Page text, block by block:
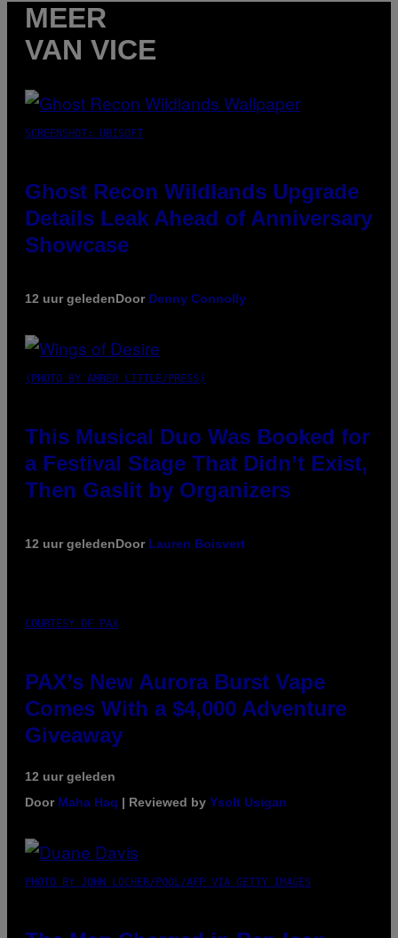
MEER
VAN VICE
SCREENSHOT: UBISOFT
Ghost Recon Wildlands Upgrade
Details Leak Ahead of Anniversary
Showcase
12 uur geledenDoor Denny Connolly
(PHOTO BY AMBER LITTLE/PRESS)
This Musical Duo Was Booked for
a Festival Stage That Didn’t Exist,
Then Gaslit by Organizers
12 uur geledenDoor Lauren Boisvert
COURTESY OF PAX
PAX’s New Aurora Burst Vape
Comes With a $4,000 Adventure
Giveaway
12 uur geleden
Door Maha Haq | Reviewed by Ysolt Usigan
PHOTO BY JOHN LOCHER/POOL/AFP VIA GETTY IMAGES